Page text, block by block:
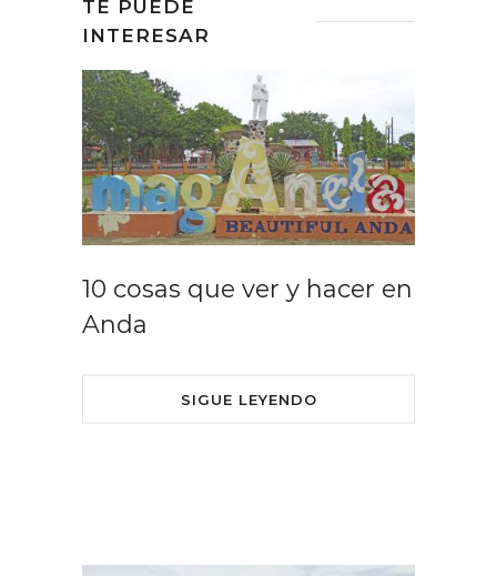
TE PUEDE
INTERESAR
10 cosas que ver y hacer en
Anda
SIGUE LEYENDO